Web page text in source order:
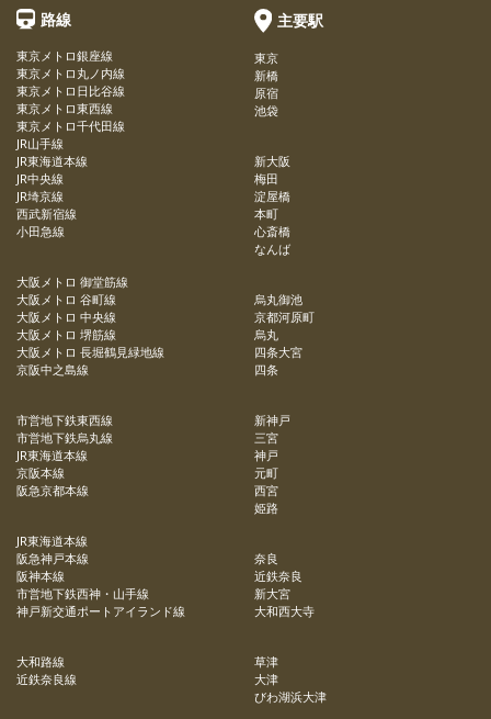
路線
東京メトロ銀座線
東京メトロ丸ノ内線
東京メトロ日比谷線
東京メトロ東西線
東京メトロ千代田線
JR山手線
JR東海道本線
JR中央線
JR埼京線
西武新宿線
小田急線
大阪メトロ 御堂筋線
大阪メトロ 谷町線
大阪メトロ 中央線
大阪メトロ 堺筋線
大阪メトロ 長堀鶴見緑地線
京阪中之島線
市営地下鉄東西線
市営地下鉄烏丸線
JR東海道本線
京阪本線
阪急京都本線
JR東海道本線
阪急神戸本線
阪神本線
市営地下鉄西神・山手線
神戸新交通ポートアイランド線
大和路線
近鉄奈良線
主要駅
東京
新橋
原宿
池袋
新大阪
梅田
淀屋橋
本町
心斎橋
なんば
烏丸御池
京都河原町
烏丸
四条大宮
四条
新神戸
三宮
神戸
元町
西宮
姫路
奈良
近鉄奈良
新大宮
大和西大寺
草津
大津
びわ湖浜大津